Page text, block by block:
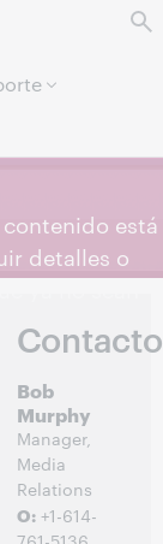
está
detalles o
ya no sean
Contacto
Bob
Murphy
Manager,
Media
Relations
O:+1-614-